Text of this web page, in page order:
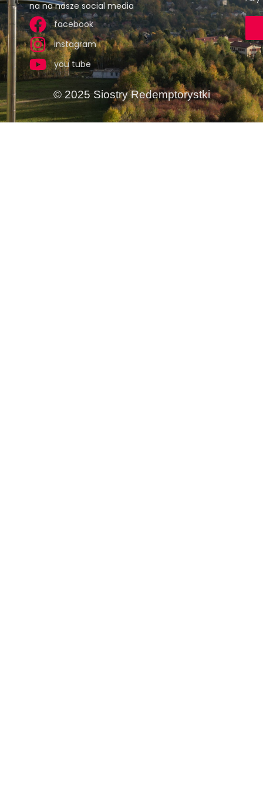
na na nasze social media
facebook
instagram
you tube
© 2025 Siostry Redemptorystki